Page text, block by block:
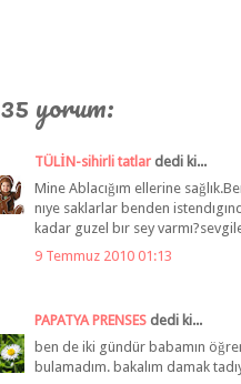
35 yorum:
TÜLİN-sihirli tatlar dedi ki...
Mine Ablacığım ellerine
nıye saklarlar benden
kadar guzel bır sey
9 Temmuz 2010 01:13
PAPATYA PRENSES dedi ki...
ben de iki gündür babamın
bulamadım. bakalım damak